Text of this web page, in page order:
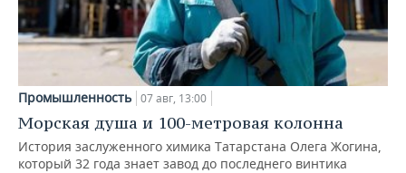
Промышленность 07 авг, 13:00
Морская душа и 100-метровая колонна
История заслуженного химика Татарстана Олега Жогина,
который 32 года знает завод до последнего винтика